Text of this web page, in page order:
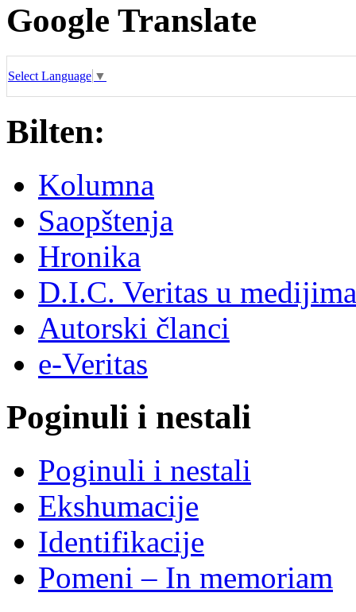
Google Translate
Select Language ▼
Bilten:
Kolumna
Saopštenja
Hronika
D.I.C. Veritas u medijima
Autorski članci
e-Veritas
Poginuli i nestali
Poginuli i nestali
Ekshumacije
Identifikacije
Pomeni – In memoriam